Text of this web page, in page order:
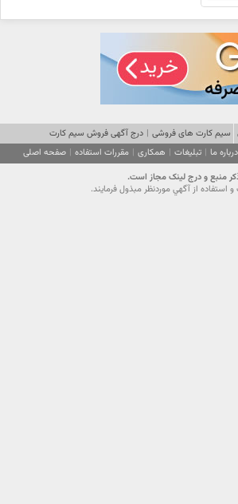
سیم کارت های فروشی | درج آگهی فروش سیم کارت
درباره ما | تبلیغات | همکاری | مقررات استفاده | صفحه اصلی